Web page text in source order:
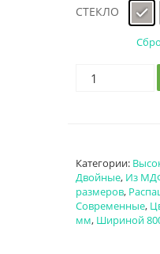
СТЕКЛО
Категории:
Двойные, Из
размеров,
Современные,
мм, Шириной